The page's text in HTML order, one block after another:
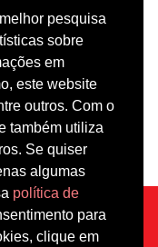
pesquisa
sobre
em
este website
outros. Com o
também utiliza
Se quiser
algumas
política de
para
clique em